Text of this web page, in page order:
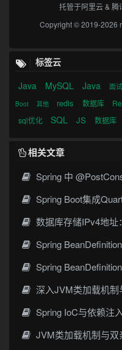
托管于阿里云& 腾
Copyright © 2019-2026
标签云
Java MySQL Java 面试
Boot
其他 redis 数据库
sql优化 SQL JS 数据库
相关文章
Spring 中
Spring Boot集成
数据库存储IPv4地址：
Spring
Spring
深入JVM类加载机制
Spring IoC与依赖注
JVM类加载机制与双